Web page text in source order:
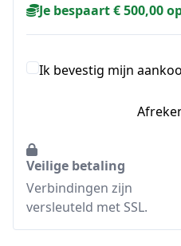
Je bespaart € 500,00
Ik bevestig mijn
Veilige betaling
Verbindingen zijn
versleuteld met SSL.